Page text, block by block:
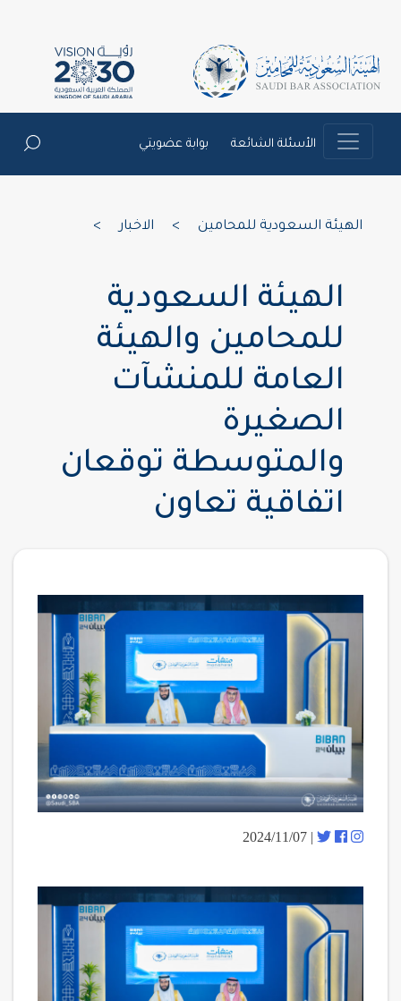
الأسئلة الشائعة بوابة عضويتي
الهيئة السعودية للمحامين الاخبار
الهيئة السعودية
للمحامين والهيئة
العامة للمنشآت
الصغيرة
والمتوسطة توقعان
اتفاقية تعاون
| 2024/11/07